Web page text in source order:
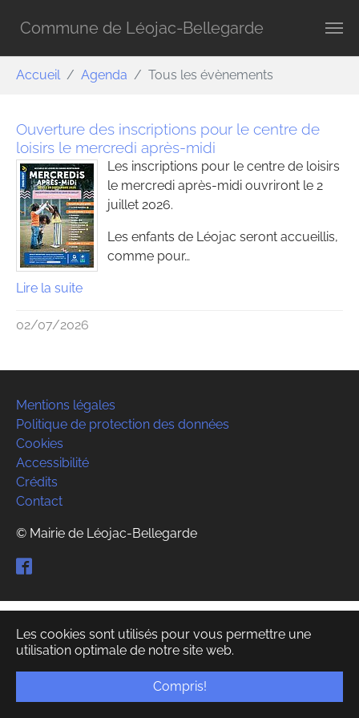
Les cookies sont utilisés pour vous permettre une
utilisation optimale de notre site web.
Compris!
Commune de Léojac-Bellegarde
Accueil Agenda Tous les évènements
Ouverture des inscriptions pour le centre de
loisirs le mercredi après-midi
Les inscriptions pour le centre de loisirs
le mercredi après-midi ouvriront le 2
juillet 2026.
Les enfants de Léojac seront accueillis,
comme pour…
Lire la suite
02/07/2026
Mentions légales
Politique de protection des données
Cookies
Accessibilité
Crédits
Contact
© Mairie de Léojac-Bellegarde